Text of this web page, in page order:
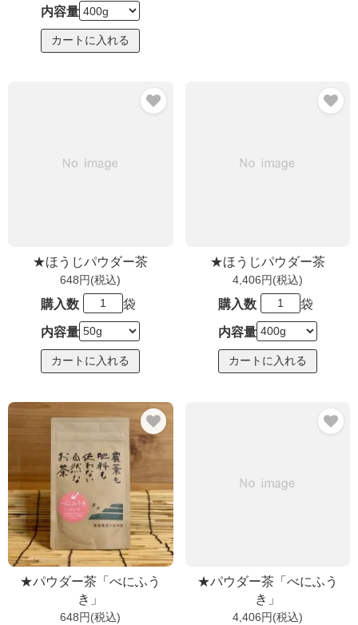
内容量
★ほうじパウダー茶
648円(税込)
購入数 袋
内容量
★ほうじパウダー茶
4,406円(税込)
購入数 袋
内容量
★パウダー茶「べにふう
き」
648円(税込)
★パウダー茶「べにふう
き」
4,406円(税込)